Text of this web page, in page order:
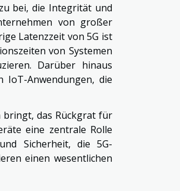
bei, die Integrität und
von großer
Latenzzeit von 5G ist
von Systemen
Darüber hinaus
Anwendungen, die
bringt, das Rückgrat für
eine zentrale Rolle
Sicherheit, die 5G-
einen wesentlichen